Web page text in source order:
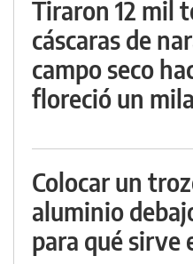
Tiraron 12 mil
cáscaras de
campo seco
floreció un
Colocar un
aluminio
para qué sirve